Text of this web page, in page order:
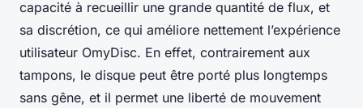
capacité à recueillir une grande quantité de flux, et
sa discrétion, ce qui améliore nettement l’expérience
utilisateur OmyDisc. En effet, contrairement aux
tampons, le disque peut être porté plus longtemps
sans gêne, et il permet une liberté de mouvement